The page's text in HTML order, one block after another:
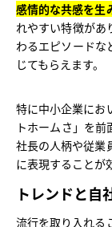
感情的な共感を生
れやすい特徴があ
わるエピソードな
じてもらえます。
特に中小企業にお
トホームさ」を前
社長の人柄や従業
に表現することが
トレンドと自
流行を取り入れる